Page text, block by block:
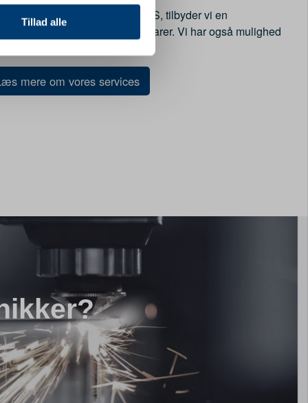
og til at analysere
for sociale medier,
oplysninger, du har givet
Tillad alle
os i Jydsk Emblem Fabrik A/S, tilbyder vi en
genbestille dine foretrukne varer. Vi har også mulighed
mere om vores services